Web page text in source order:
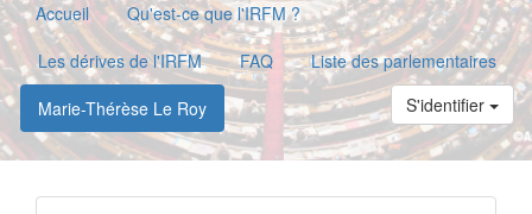
Accueil
Qu'est-ce que l'IRFM ?
Les dérives de l'IRFM
FAQ
Liste des parlementaires
Marie-Thérèse Le Roy
S'identifier